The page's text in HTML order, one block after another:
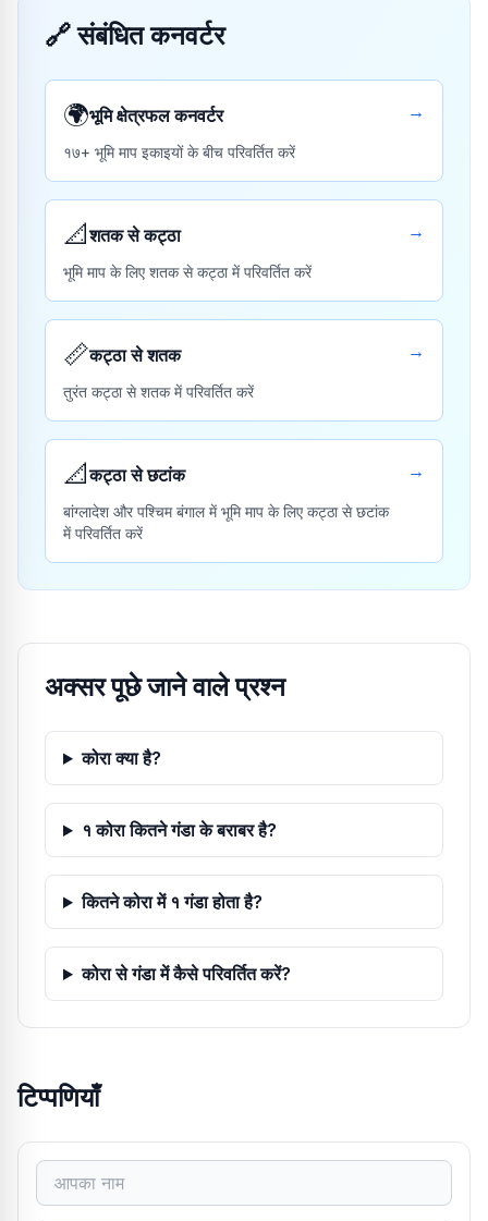
🔗संबंधित कनवर्टर
🌍भूमि क्षेत्रफल कनवर्टर
१७+ भूमि माप इकाइयों के बीच परिवर्तित करें
→
📐शतक से कट्ठा
भूमि माप के लिए शतक से कट्ठा में परिवर्तित करें
→
📏कट्ठा से शतक
तुरंत कट्ठा से शतक में परिवर्तित करें
→
📐कट्ठा से छटांक
बांग्लादेश और पश्चिम बंगाल में भूमि माप के लिए कट्ठा से छटांक
में परिवर्तित करें
→
अक्सर पूछे जाने वाले प्रश्न
कोरा क्या है?
१ कोरा कितने गंडा के बराबर है?
कितने कोरा में १ गंडा होता है?
कोरा से गंडा में कैसे परिवर्तित करें?
टिप्पणियाँ